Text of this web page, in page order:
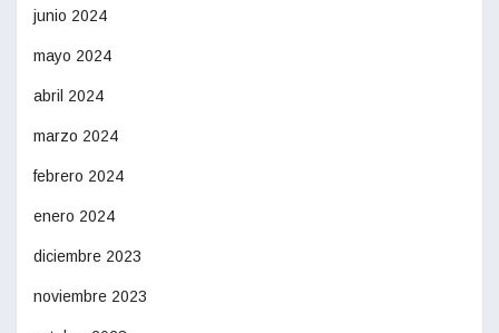
junio 2024
mayo 2024
abril 2024
marzo 2024
febrero 2024
enero 2024
diciembre 2023
noviembre 2023